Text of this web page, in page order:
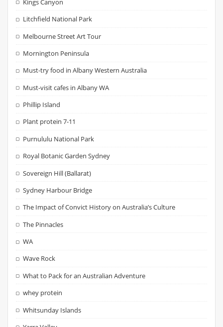
Kings Canyon
Litchfield National Park
Melbourne Street Art Tour
Mornington Peninsula
Must-try food in Albany Western Australia
Must-visit cafes in Albany WA
Phillip Island
Plant protein 7-11
Purnululu National Park
Royal Botanic Garden Sydney
Sovereign Hill (Ballarat)
Sydney Harbour Bridge
The Impact of Convict History on Australia’s Culture
The Pinnacles
WA
Wave Rock
What to Pack for an Australian Adventure
whey protein
Whitsunday Islands